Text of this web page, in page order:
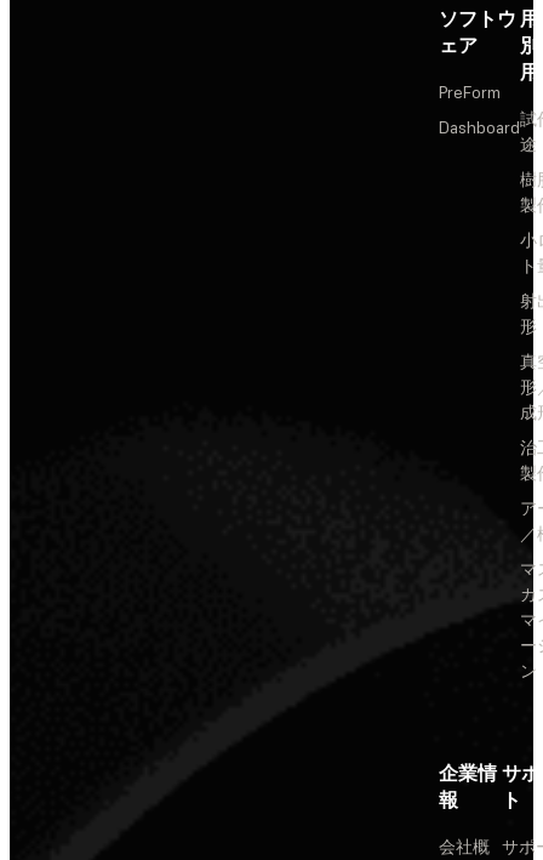
ソフトウ
ェア
PreForm
Dashboard試
途
樹
製
小
射
形
真
形
成
治
製
ア
／
マ
カ
マ
ー
ン
企業情
報
会社概
サ
ト
サポ